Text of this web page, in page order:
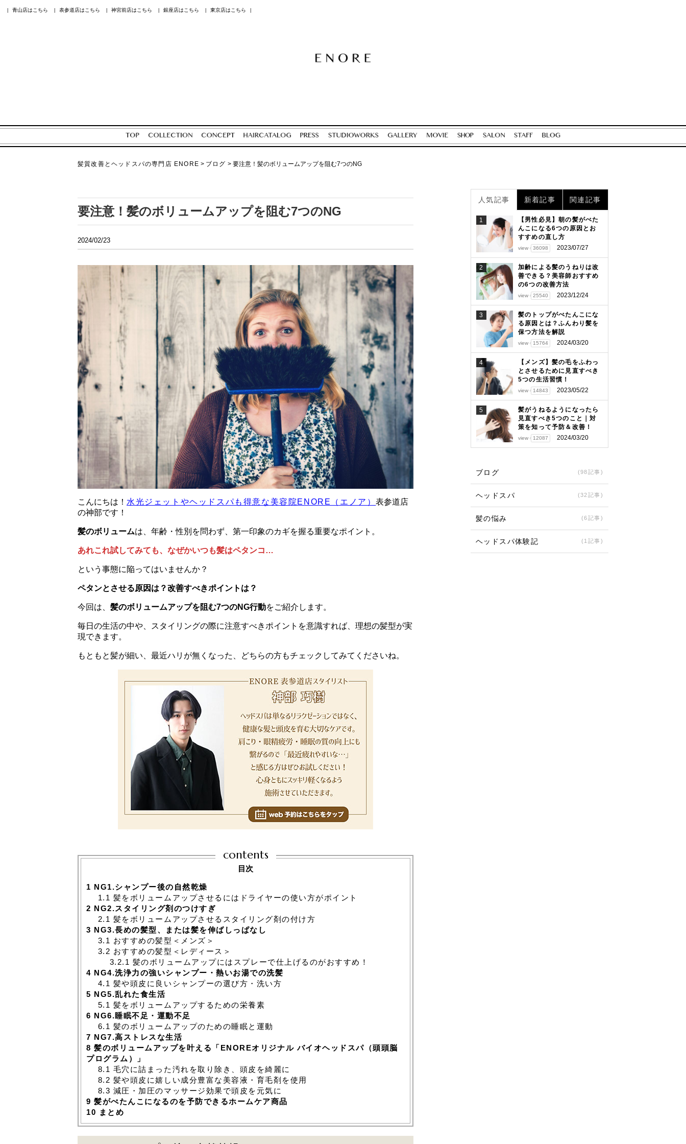
青山店はこちら 表参道店はこちら 神宮前店はこちら 銀座店はこちら 東京店はこちら
髪質改善とヘッドスパの専門店 ENORE > ブログ > 要注意！髪のボリュームアップを阻む7つのNG
要注意！髪のボリュームアップを阻む7つのNG
2024/02/23
こんにちは！ 水光ジェットやヘッドスパも得意な美容院ENORE（エノア）表参道店
の神部です！
髪のボリュームは、年齢・性別を問わず、第一印象のカギを握る重要なポイント。
あれこれ試してみても、なぜかいつも髪はペタンコ…
という事態に陥ってはいませんか？
ペタンとさせる原因は？改善すべきポイントは？
今回は、 髪のボリュームアップを阻む7つのNG行動をご紹介します。
毎日の生活の中や、スタイリングの際に注意すべきポイントを意識すれば、理想の髪型が実
現できます。
もともと髪が細い、最近ハリが無くなった、どちらの方もチェックしてみてくださいね。
contents
目次
1 NG1.シャンプー後の自然乾燥
1.1 髪をボリュームアップさせるにはドライヤーの使い方がポイント
2 NG2.スタイリング剤のつけすぎ
2.1 髪をボリュームアップさせるスタイリング剤の付け方
3 NG3.長めの髪型、または髪を伸ばしっぱなし
3.1 おすすめの髪型＜メンズ＞
3.2 おすすめの髪型＜レディース＞
3.2.1 髪のボリュームアップにはスプレーで仕上げるのがおすすめ！
4 NG4.洗浄力の強いシャンプー・熱いお湯での洗髪
4.1 髪や頭皮に良いシャンプーの選び方・洗い方
5 NG5.乱れた食生活
5.1 髪をボリュームアップするための栄養素
6 NG6.睡眠不足・運動不足
6.1 髪のボリュームアップのための睡眠と運動
7 NG7.高ストレスな生活
8 髪のボリュームアップを叶える「ENOREオリジナル バイオヘッドスパ（頭頭脳
プログラム）」
8.1 毛穴に詰まった汚れを取り除き、頭皮を綺麗に
8.2 髪や頭皮に嬉しい成分豊富な美容液・育毛剤を使用
8.3 減圧・加圧のマッサージ効果で頭皮を元気に
9 髪がぺたんこになるのを予防できるホームケア商品
10 まとめ
人気記事 新着記事 関連記事
1
【男性必見】朝の髪がぺた
んこになる6つの原因とお
すすめの直し方
view 36098 2023/07/27
2
加齢による髪のうねりは改
善できる？美容師おすすめ
の6つの改善方法
view 25540 2023/12/24
3
髪のトップがぺたんこにな
る原因とは？ふんわり髪を
保つ方法を解説
view 15764 2024/03/20
4
【メンズ】髪の毛をふわっ
とさせるために見直すべき
5つの生活習慣！
view 14843 2023/05/22
5
髪がうねるようになったら
見直すべき5つのこと｜対
策を知って予防＆改善！
view 12087 2024/03/20
ブログ (98記事)
ヘッドスパ (32記事)
髪の悩み (6記事)
ヘッドスパ体験記 (1記事)